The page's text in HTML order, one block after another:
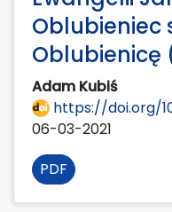
Oblubieniec
Oblubienicę
Adam Kubiś
https://doi.org/
06-03-2021
PDF